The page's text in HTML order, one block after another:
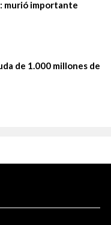
murió importante
de 1.000 millones de